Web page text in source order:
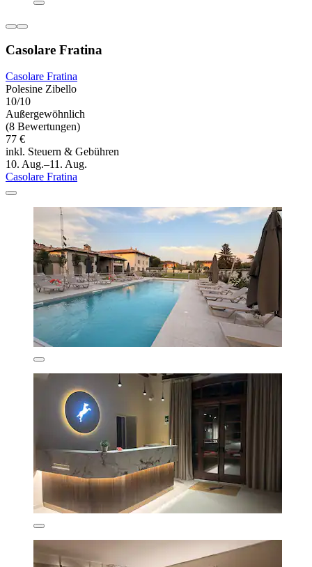
Casolare Fratina
Casolare Fratina
Polesine Zibello
10/10
Außergewöhnlich
(8 Bewertungen)
77 €
inkl. Steuern & Gebühren
10. Aug.–11. Aug.
Casolare Fratina